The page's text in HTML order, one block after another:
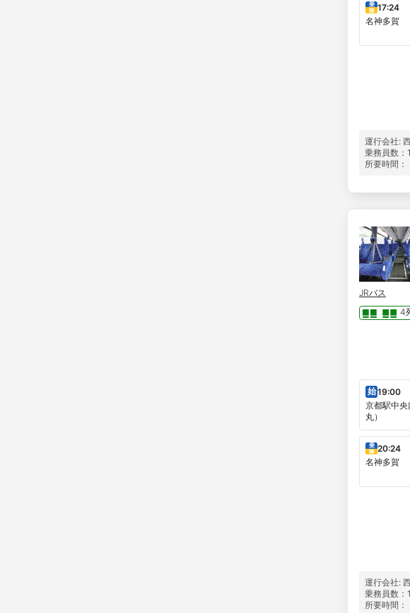
乗
降 17:24
名神多賀
運行会社:
乗務員数：
所要時間：
JRバス
4
始19:00
京都駅中央
丸）
乗
降 20:24
名神多賀
運行会社:
乗務員数：
所要時間：